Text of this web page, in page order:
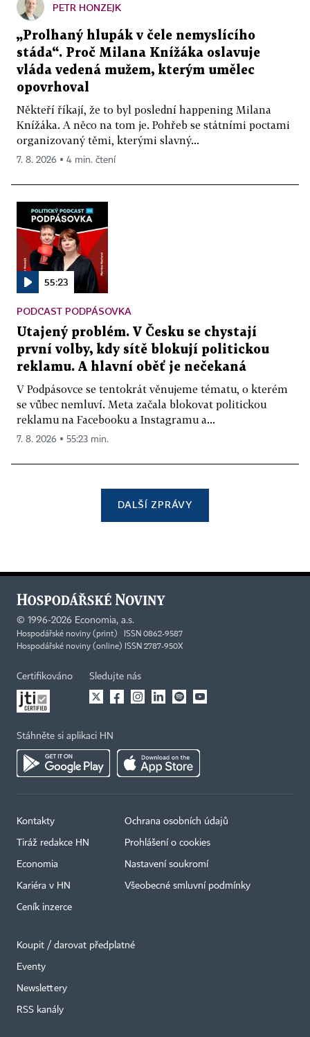
PETR HONZEJK
„Prolhaný hlupák v čele nemyslícího
stáda“. Proč Milana Knížáka oslavuje
vláda vedená mužem, kterým umělec
opovrhoval
Někteří říkají, že to byl poslední happening Milana
Knížáka. A něco na tom je. Pohřeb se státními poctami
organizovaný těmi, kterými slavný...
7. 8. 2026 ▪ 4 min. čtení
55:23
PODCAST PODPÁSOVKA
Utajený problém. V Česku se chystají
první volby, kdy sítě blokují politickou
reklamu. A hlavní oběť je nečekaná
V Podpásovce se tentokrát věnujeme tématu, o kterém
se vůbec nemluví. Meta začala blokovat politickou
reklamu na Facebooku a Instagramu a...
7. 8. 2026 ▪ 55:23 min.
DALŠÍ ZPRÁVY
© 1996-2026 Economia, a.s.
Hospodářské noviny (print) ISSN 0862-9587
Hospodářské noviny (online) ISSN 2787-950X
Certifikováno Sledujte nás
Stáhněte si aplikaci HN
Kontakty
Tiráž redakce HN
Economia
Kariéra v HN
Ceník inzerce
Ochrana osobních údajů
Prohlášení o cookies
Nastavení soukromí
Všeobecné smluvní podmínky
Koupit / darovat předplatné
Eventy
Newslettery
RSS kanály